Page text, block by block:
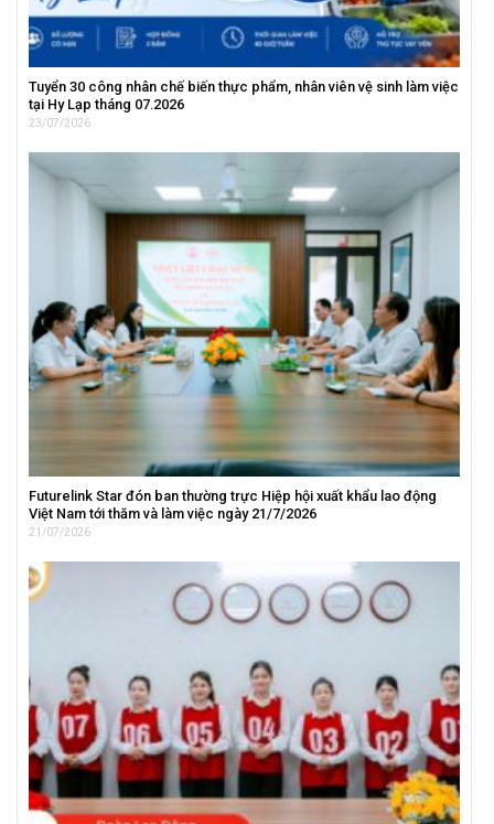
Tuyển 30 công nhân chế biến thực phẩm, nhân viên vệ sinh làm việc
tại Hy Lạp tháng 07.2026
23/07/2026
Futurelink Star đón ban thường trực Hiệp hội xuất khẩu lao động
Việt Nam tới thăm và làm việc ngày 21/7/2026
21/07/2026